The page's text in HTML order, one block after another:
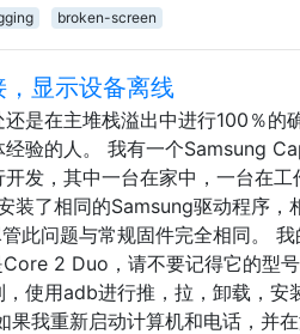
broken-screen
显示设备离线
是在主堆栈溢出中进行100％的
验的人。 我有一个Samsung
发，其中一台在家中，一台在
装了相同的Samsung驱动程序
此问题与常规固件完全相同。
2 Duo，请不要记得它的型
使用adb进行推，拉，卸载，
果我重新启动计算机和电话，并